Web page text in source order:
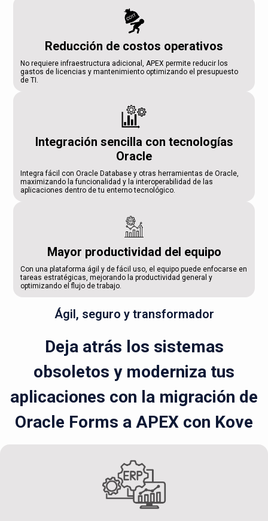
Reducción de costos operativos
No requiere infraestructura adicional, APEX permite reducir los
gastos de licencias y mantenimiento optimizando el presupuesto
de TI.
Integración sencilla con tecnologías
Oracle
Integra fácil con Oracle Database y otras herramientas de Oracle,
maximizando la funcionalidad y la interoperabilidad de las
aplicaciones dentro de tu enterno tecnológico.
Mayor productividad del equipo
Con una plataforma ágil y de fácil uso, el equipo puede enfocarse en
tareas estratégicas, mejorando la productividad general y
optimizando el flujo de trabajo.
Ágil, seguro y transformador
Deja atrás los sistemas
obsoletos y moderniza tus
aplicaciones con la migración de
Oracle Forms a APEX con Kove